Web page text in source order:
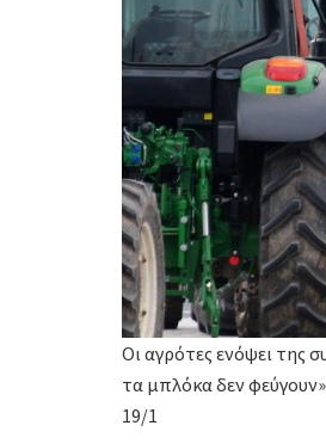
Οι αγρότες ενόψει της
τα μπλόκα δεν
19/1